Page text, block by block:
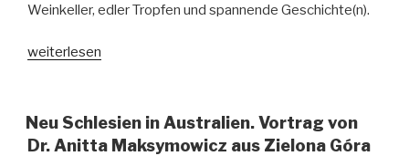
Weinkeller, edler Tropfen und spannende Geschichte(n).
„Exkursion
Weinlandschaften
Nordschlesiens“
weiterlesen
Neu Schlesien in Australien. Vortrag von
Dr. Anitta Maksymowicz aus Zielona Góra